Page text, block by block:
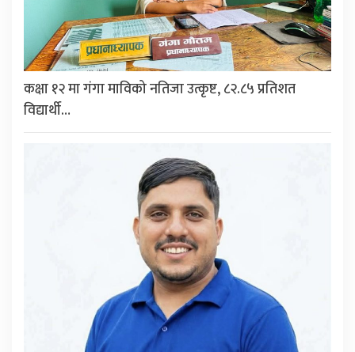
कक्षा १२ मा गंगा माविको नतिजा उत्कृष्ट, ८२.८५ प्रतिशत
विद्यार्थी…